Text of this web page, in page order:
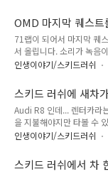
OMD 마지막 퀘스트
71랩이 되어서 마지막 퀘
서 올립니다. 소리가 녹음
면서 -.-;; 영상이 얼마 안
아슬하게 모자르는 듯 하
부스터라도 빨리 차면 좋
배틀과 퀵 두가지에만 신
인생이야기/스키드러쉬
스키드 러쉬에 새차
Audi R8 인데... 렌터카라
을 지불해야지만 타볼 수
기획 혹 있을 때 타 봐야 겠
인생이야기/스키드러쉬
스키드 러쉬에서 차